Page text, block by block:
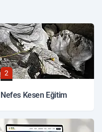
2
Nefes Kesen Eğitim